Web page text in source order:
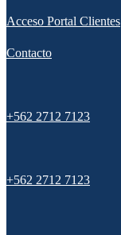
Acceso Portal Clientes
Contacto
+562 2712 7123
+562 2712 7123